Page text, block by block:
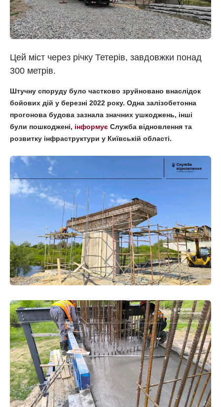
Цей міст через річку Тетерів, завдовжки понад
300 метрів.
Штучну споруду було частково зруйновано внаслідок
бойових дій у березні 2022 року. Одна залізобетонна
прогонова будова зазнала значних ушкоджень, інші
були пошкоджені, інформує Служба відновлення та
розвитку інфраструктури у Київській області.